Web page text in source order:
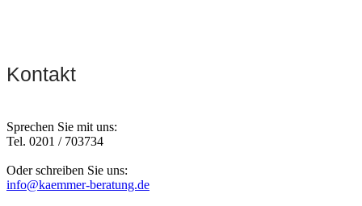
Kontakt
Sprechen Sie mit uns:
Tel. 0201 / 703734
Oder schreiben Sie uns:
info@kaemmer-beratung.de